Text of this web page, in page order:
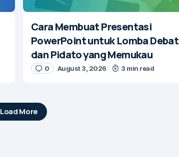
Cara Membuat Presentasi
PowerPoint untuk Lomba Debat
dan Pidato yang Memukau
0 August 3, 2026 3 min read
Load More